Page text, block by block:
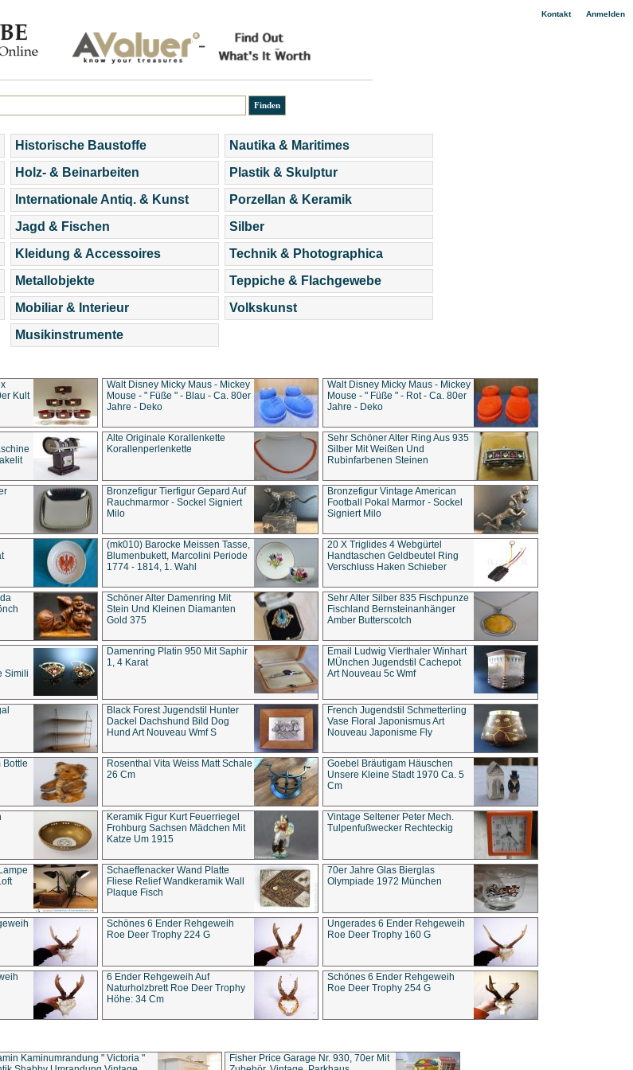
Kontakt| Anmelden
Historische Baustoffe
Holz- & Beinarbeiten
Internationale Antiq. & Kunst
Jagd & Fischen
Kleidung & Accessoires
Metallobjekte
Mobiliar & Interieur
Musikinstrumente
Nautika & Maritimes
Plastik & Skulptur
Porzellan & Keramik
Silber
Technik & Photographica
Teppiche & Flachgewebe
Volkskunst
Kult
Walt Disney Micky Maus - Mickey
Mouse - " Füße " - Blau - Ca. 80er
Jahre - Deko
Walt Disney Micky Maus - Mickey
Mouse - " Füße " - Rot - Ca. 80er
Jahre - Deko
Alte Originale Korallenkette
Korallenperlenkette
Sehr Schöner Alter Ring Aus 935
Silber Mit Weißen Und
Rubinfarbenen Steinen
Bronzefigur Tierfigur Gepard Auf
Rauchmarmor - Sockel Signiert
Milo
Bronzefigur Vintage American
Football Pokal Marmor - Sockel
Signiert Milo
(mk010) Barocke Meissen Tasse,
Blumenbukett, Marcolini Periode
1774 - 1814, 1. Wahl
20 X Triglides 4 Webgürtel
Handtaschen Geldbeutel Ring
Verschluss Haken Schieber
Schöner Alter Damenring Mit
Stein Und Kleinen Diamanten
Gold 375
Sehr Alter Silber 835 Fischpunze
Fischland Bernsteinanhänger
Amber Butterscotch
Simili
Damenring Platin 950 Mit Saphir
1, 4 Karat
Email Ludwig Vierthaler Winhart
MÜnchen Jugendstil Cachepot
Art Nouveau 5c Wmf
Black Forest Jugendstil Hunter
Dackel Dachshund Bild Dog
Hund Art Nouveau Wmf S
French Jugendstil Schmetterling
Vase Floral Japonismus Art
Nouveau Japonisme Fly
Bottle
Rosenthal Vita Weiss Matt Schale
26 Cm
Goebel Bräutigam Häuschen
Unsere Kleine Stadt 1970 Ca. 5
Cm
Keramik Figur Kurt Feuerriegel
Frohburg Sachsen Mädchen Mit
Katze Um 1915
Vintage Seltener Peter Mech.
Tulpenfußwecker Rechteckig
Schaeffenacker Wand Platte
Fliese Relief Wandkeramik Wall
Plaque Fisch
70er Jahre Glas Bierglas
Olympiade 1972 München
Schönes 6 Ender Rehgeweih
Roe Deer Trophy 224 G
Ungerades 6 Ender Rehgeweih
Roe Deer Trophy 160 G
6 Ender Rehgeweih Auf
Naturholzbrett Roe Deer Trophy
Höhe: 34 Cm
Schönes 6 Ender Rehgeweih
Roe Deer Trophy 254 G
Kaminumrandung " Victoria "
Fisher Price Garage Nr. 930, 70er Mit